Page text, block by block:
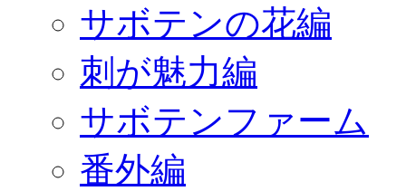
サボテンの花編
刺が魅力編
サボテンファーム
番外編